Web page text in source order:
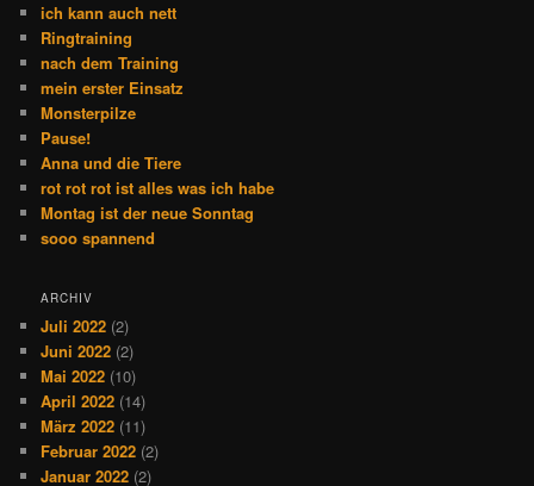
ich kann auch nett
Ringtraining
nach dem Training
mein erster Einsatz
Monsterpilze
Pause!
Anna und die Tiere
rot rot rot ist alles was ich habe
Montag ist der neue Sonntag
sooo spannend
ARCHIV
Juli 2022 (2)
Juni 2022 (2)
Mai 2022 (10)
April 2022 (14)
März 2022 (11)
Februar 2022 (2)
Januar 2022 (2)